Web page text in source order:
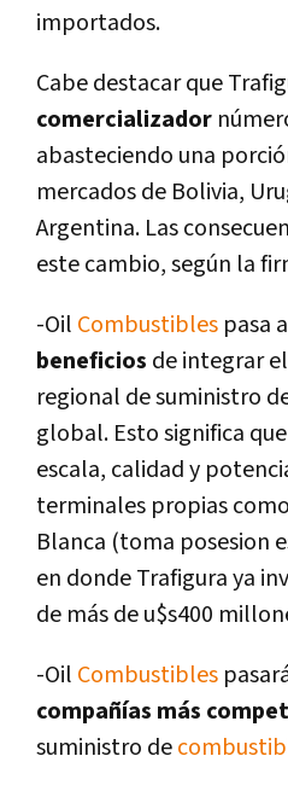
importados.
Cabe destacar que
comercializador
abasteciendo una
mercados de Bolivia,
Argentina. Las
este cambio, según la
-Oil Combustibles pasa
beneficios de integrar
regional de suministro
global. Esto significa
escala, calidad y
terminales propias
Blanca (toma posesion
en donde Trafigura ya
de más de u$s400
-Oil Combustibles
compañí­as más
suministro de